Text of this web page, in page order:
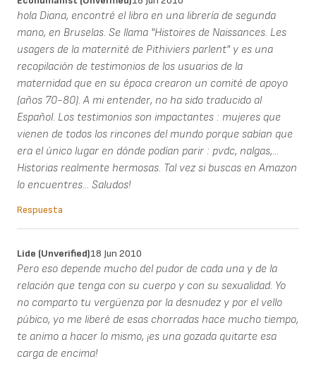
hola Diana, encontré el libro en una librería de segunda
mano, en Bruselas. Se llama "Histoires de Naissances. Les
usagers de la maternité de Pithiviers parlent" y es una
recopilación de testimonios de los usuarios de la
maternidad que en su época crearon un comité de apoyo
(años 70-80). A mi entender, no ha sido traducido al
Español. Los testimonios son impactantes : mujeres que
vienen de todos los rincones del mundo porque sabían que
era el único lugar en dónde podían parir : pvdc, nalgas,...
Historias realmente hermosas. Tal vez si buscas en Amazon
lo encuentres... Saludos!
Respuesta
Lide (unverified)18 Jun 2010
Pero eso depende mucho del pudor de cada una y de la
relación que tenga con su cuerpo y con su sexualidad. Yo
no comparto tu vergüenza por la desnudez y por el vello
púbico, yo me liberé de esas chorradas hace mucho tiempo,
te animo a hacer lo mismo, ¡es una gozada quitarte esa
carga de encima!